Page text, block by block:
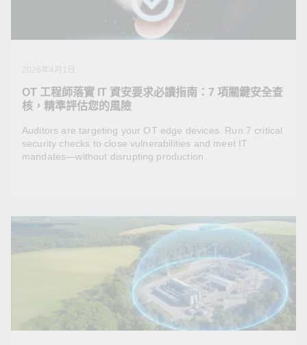
2026年4月1日
OT 工程師落實 IT 資安要求必讀指南：7 項關鍵安全查
核，精準評估您的風險
Auditors are targeting your OT edge devices. Run 7 critical
security checks to close vulnerabilities and meet IT
mandates—without disrupting production.
2026年4月1日
OT 工程師落實 IT 資安要求必讀指南：7 項關鍵安全
查核，精準評估您的風險
Auditors are targeting your OT edge devices. Run 7
critical security checks to close vulnerabilities and meet